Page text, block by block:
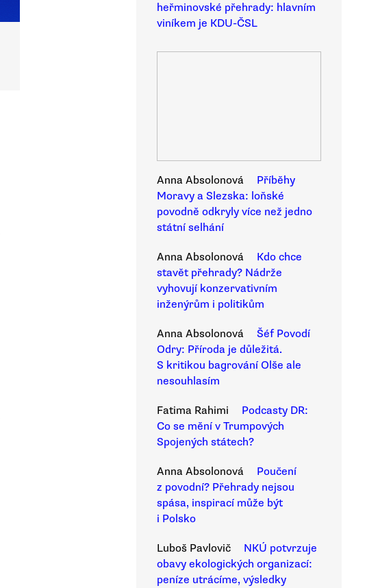
heřminovské přehrady: hlavním
viníkem je KDU-ČSL
Anna Absolonová
Příběhy
Moravy a Slezska: loňské
povodně odkryly více než jedno
státní selhání
Anna Absolonová
Kdo chce
stavět přehrady? Nádrže
vyhovují konzervativním
inženýrům i politikům
Anna Absolonová
Šéf Povodí
Odry: Příroda je důležitá.
S kritikou bagrování Olše ale
nesouhlasím
Fatima Rahimi
Podcasty DR:
Co se mění v Trumpových
Spojených státech?
Anna Absolonová
Poučení
z povodní? Přehrady nejsou
spása, inspirací může být
i Polsko
Luboš Pavlovič
NKÚ potvrzuje
obavy ekologických organizací:
peníze utrácíme, výsledky